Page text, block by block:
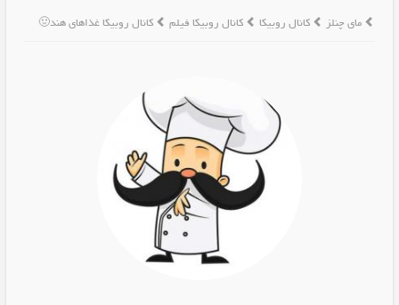
مای چنلز کانال روبیکا کانال روبیکا فیلم کانال روبیکا غذاهای هند🤢